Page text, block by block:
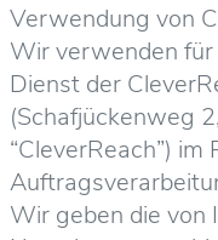
Verwendung von
Wir verwenden
Dienst der
(Schafjückenweg
“CleverReach”) im
Wir geben die von